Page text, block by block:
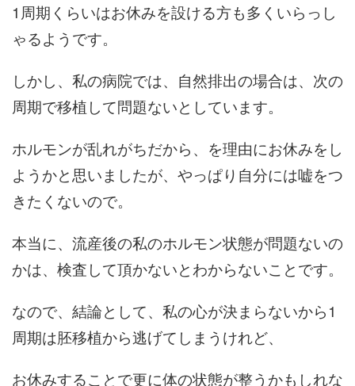
1周期くらいはお休みを設ける方も多くいらっし
ゃるようです。
しかし、私の病院では、自然排出の場合は、次の
周期で移植して問題ないとしています。
ホルモンが乱れがちだから、を理由にお休みをし
ようかと思いましたが、やっぱり自分には嘘をつ
きたくないので。
本当に、流産後の私のホルモン状態が問題ないの
かは、検査して頂かないとわからないことです。
なので、結論として、私の心が決まらないから1
周期は胚移植から逃げてしまうけれど、
お休みすることで更に体の状態が整うかもしれな